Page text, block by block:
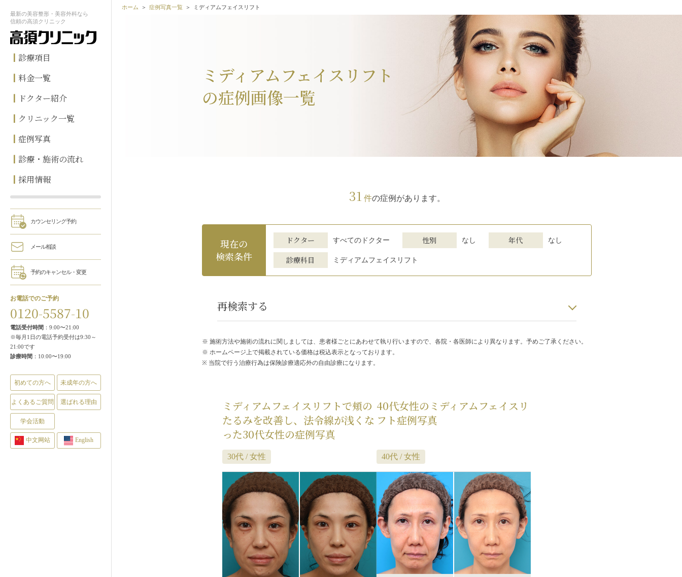
最新の美容整形・美容外科なら
信頼の高須クリニック
診療項目
料金一覧
ドクター紹介
クリニック一覧
症例写真
診療・施術の流れ
採用情報
カウンセリング予約
メール相談
予約のキャンセル・変更
お電話でのご予約
0120-5587-10
電話受付時間 ：9:00〜21:00
※毎月1日の電話予約受付は9:30～
21:00です
診療時間 ：10:00〜19:00
初めての方へ 未成年の方へ
よくあるご質問 選ばれる理由
学会活動
中文网站 English
ホーム 症例写真一覧 ミディアムフェイスリフト
ミディアムフェイスリフト
の症例画像一覧
31 件の症例があります。
現在の
検索条件
ドクター すべてのドクター 性別 なし 年代 なし
診療科目 ミディアムフェイスリフト
再検索する
※ 施術方法や施術の流れに関しましては、患者様ごとにあわせて執り行いますので、各院・各医師により異なります。予めご了承ください。
※ ホームページ上で掲載されている価格は税込表示となっております。
※ 当院で行う治療行為は保険診療適応外の自由診療になります。
ミディアムフェイスリフトで頬の
たるみを改善し、法令線が浅くな
った30代女性の症例写真
30代 / 女性
40代女性のミディアムフェイスリ
フト症例写真
40代 / 女性